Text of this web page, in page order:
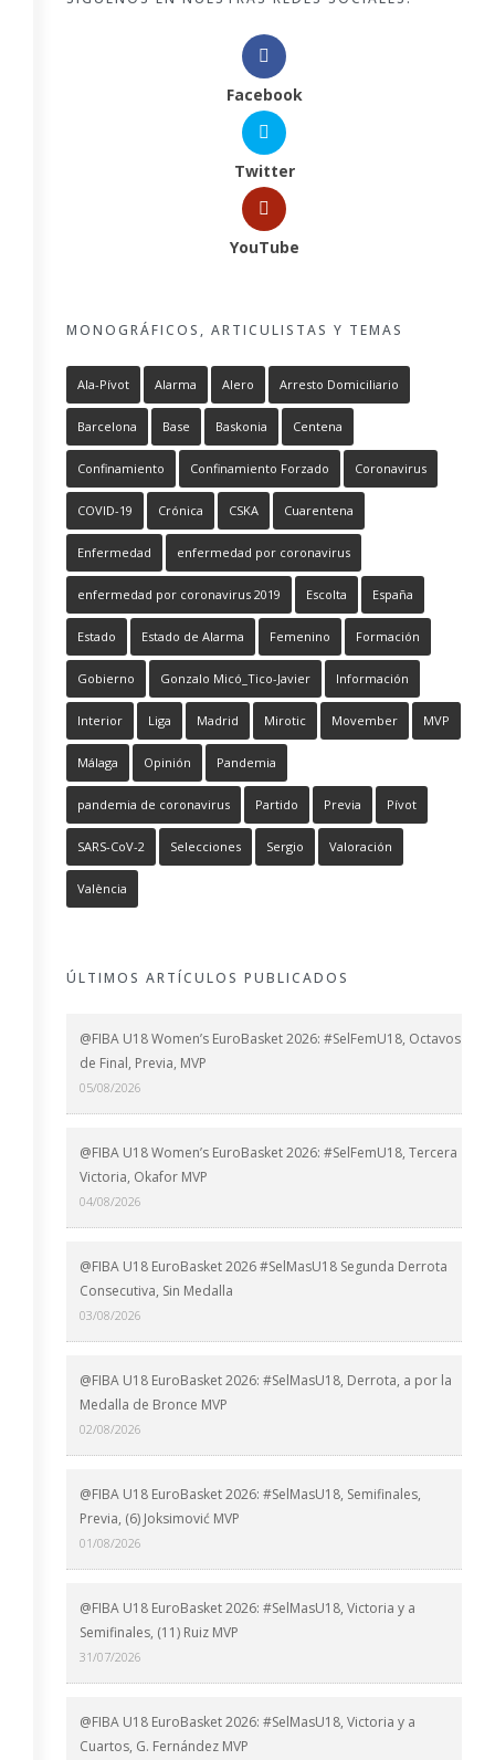
Facebook
Twitter
YouTube
MONOGRÁFICOS, ARTICULISTAS Y TEMAS
Ala-Pívot Alarma Alero Arresto Domiciliario
Barcelona Base Baskonia Centena
Confinamiento Confinamiento Forzado Coronavirus
COVID-19 Crónica CSKA Cuarentena
Enfermedad enfermedad por coronavirus
enfermedad por coronavirus 2019 Escolta España
Estado Estado de Alarma Femenino Formación
Gobierno Gonzalo Micó_Tico-Javier Información
Interior Liga Madrid Mirotic Movember MVP
Málaga Opinión Pandemia
pandemia de coronavirus Partido Previa Pívot
SARS-CoV-2 Selecciones Sergio Valoración
València
ÚLTIMOS ARTÍCULOS PUBLICADOS
@FIBA U18 Women’s EuroBasket 2026: #SelFemU18, Octavos
de Final, Previa, MVP
05/08/2026
@FIBA U18 Women’s EuroBasket 2026: #SelFemU18, Tercera
Victoria, Okafor MVP
04/08/2026
@FIBA U18 EuroBasket 2026 #SelMasU18 Segunda Derrota
Consecutiva, Sin Medalla
03/08/2026
@FIBA U18 EuroBasket 2026: #SelMasU18, Derrota, a por la
Medalla de Bronce MVP
02/08/2026
@FIBA U18 EuroBasket 2026: #SelMasU18, Semifinales,
Previa, (6) Joksimović MVP
01/08/2026
@FIBA U18 EuroBasket 2026: #SelMasU18, Victoria y a
Semifinales, (11) Ruiz MVP
31/07/2026
@FIBA U18 EuroBasket 2026: #SelMasU18, Victoria y a
Cuartos, G. Fernández MVP